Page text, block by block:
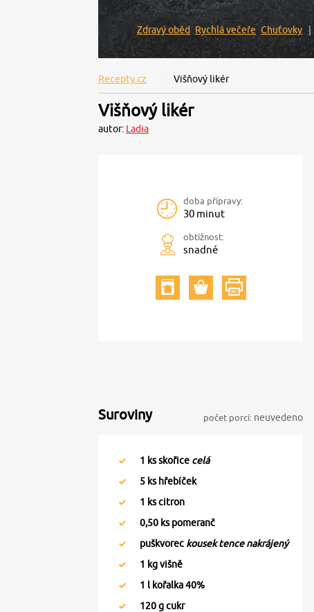
Zdravý oběd Rychlá večeře Chuťovky
Recepty.cz Višňový likér
Višňový likér
autor: Ladia
doba přípravy:
30 minut
obtížnost:
snadné
Suroviny počet porcí: neuvedeno
1 ks skořice celá
5 ks hřebíček
1 ks citron
0,50 ks pomeranč
puškvorec kousek tence nakrájený
1 kg višně
1 l kořalka 40%
120g cukr